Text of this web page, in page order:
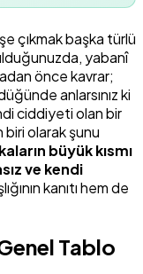
çıkmak başka türlü
yabanî
önce kavrar;
anlarsınız ki
ciddiyeti olan bir
olarak şunu
büyük kısmı
ve kendi
kanıtı hem de
Tablo